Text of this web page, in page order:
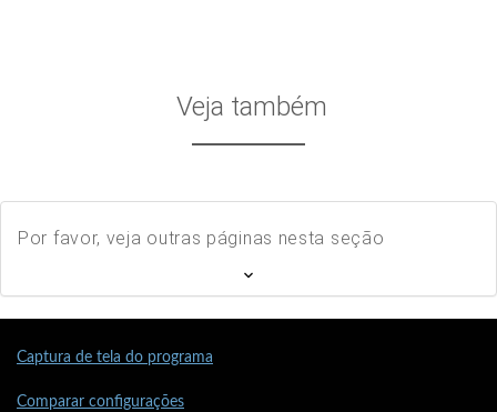
Veja também
Por favor, veja outras páginas nesta seção
Captura de tela do programa
Comparar configurações